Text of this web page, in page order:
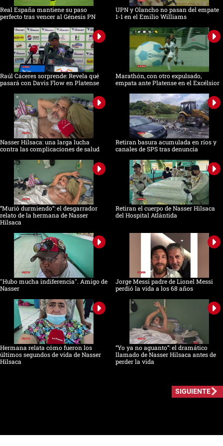
Real España mantiene su paso
perfecto tras vencer al Génesis PN
UPN y Olancho no pasan del empate
1-1 en el Emilio Williams
Raúl Cáceres sorprende: Revela qué
pasará con Davis Flow en Platense
Marathón, con otro expulsado,
empata ante Platense en el Excélsior
Nasser Hilsaca: una larga lucha
contra las complicaciones de salud
Retiran basura acumulada en ríos y
canales de SPS tras denuncia
“Murió durmiendo”: el desgarrador
relato de la hermana de Nasser
Hilsaca
Retiran el cuerpo de Nasser Hilsaca
del Hospital Atlántida
"Hubo mucha indiferencia". Amigo de
Nasser
Jorge Messi padre de Lionel Messi
perdió la vida a los 68 años
Hermana relata cómo fueron los
últimos segundos de vida de Nasser
Hilsaca
“Yo ya no aguanto”: el dramático
llamado de Nasser Hilsaca antes de
perder la vida
SIGUIENTE